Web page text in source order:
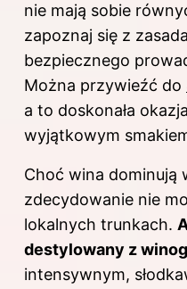
nie mają sobie
zapoznaj się z
bezpiecznego
Można przywieźć do
a to doskonała
wyjątkowym
Choć wina dominują
zdecydowanie nie
lokalnych trunkach.
destylowany z
intensywnym,